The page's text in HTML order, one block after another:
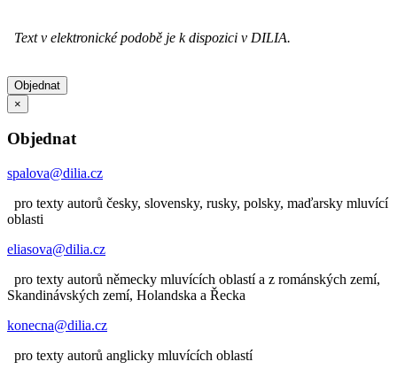
Text v elektronické podobě je k dispozici v DILIA.
Objednat
×
Objednat
spalova@dilia.cz
pro texty autorů česky, slovensky, rusky, polsky, maďarsky mluvící
oblasti
eliasova@dilia.cz
pro texty autorů německy mluvících oblastí a z románských zemí,
Skandinávských zemí, Holandska a Řecka
konecna@dilia.cz
pro texty autorů anglicky mluvících oblastí